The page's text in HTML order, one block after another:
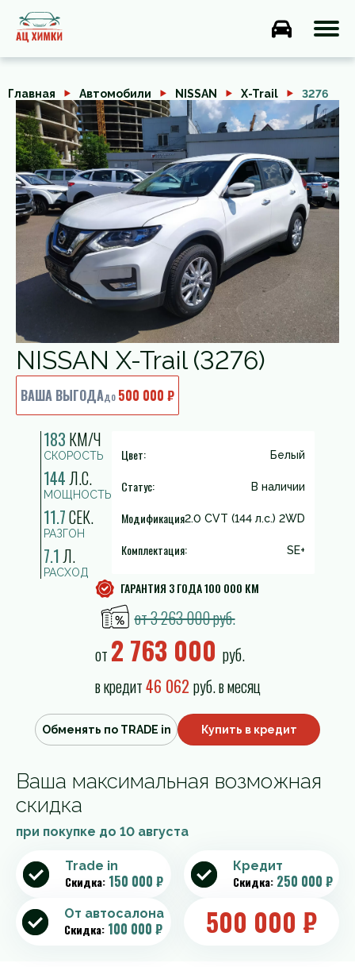
Главная Автомобили NISSAN X-Trail 3276
NISSAN X-Trail (3276)
ВАША ВЫГОДАдо500 000 ₽
183 КМ/Ч
СКОРОСТЬ
144Л.С.
МОЩНОСТЬ
11.7СЕК.
РАЗГОН
7.1Л.
РАСХОД
Цвет: Белый
Статус: В наличии
Модификация2.0 CVT (144 л.с.) 2WD
Комплектация: SE+
ГАРАНТИЯ 3 ГОДА 100 000 КМ
от 3 263 000 руб.
от 2 763 000 руб.
в кредит46 062 руб. в месяц
Обменять по TRADE in Купить в кредит
Ваша максимальная возможная
скидка
при покупке до 10 августа
Trade in
Скидка: 150 000 ₽
Кредит
Скидка: 250 000 ₽
От автосалона
Скидка: 100 000 ₽ 500 000₽